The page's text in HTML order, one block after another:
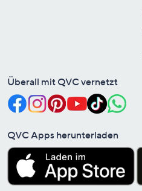
Überall mit QVC vernetzt
QVC Apps herunterladen